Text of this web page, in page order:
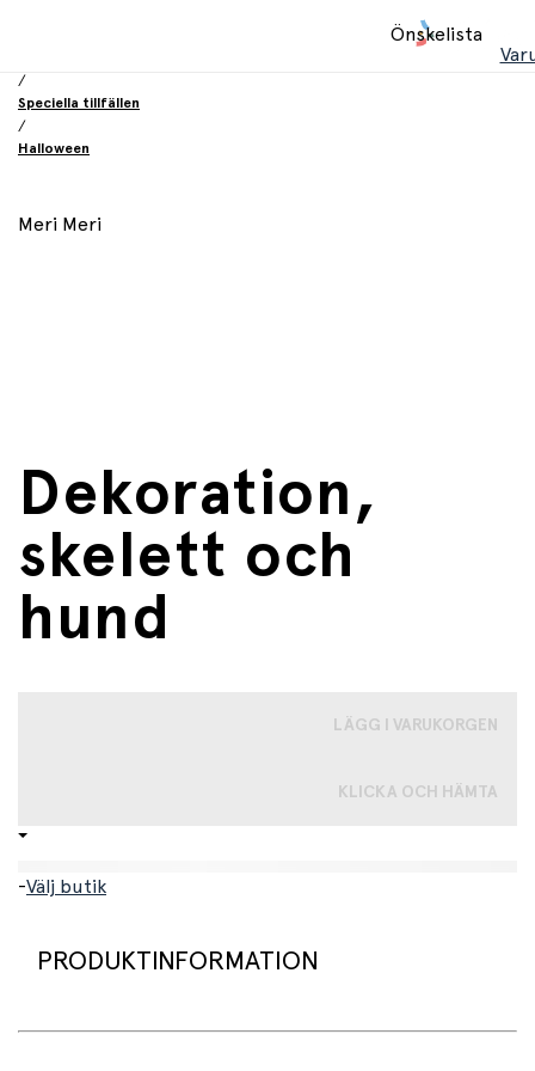
Önskelista
/
Speciella tillfällen
/
Halloween
Meri Meri
Dekoration,
skelett och
hund
LÄGG I VARUKORGEN
KLICKA OCH HÄMTA
-Välj butik
PRODUKTINFORMATION